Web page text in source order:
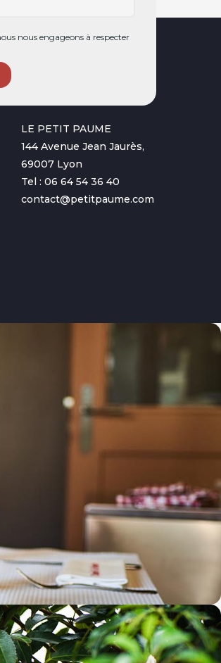
nous engageons à respecter
LE PETIT PAUME
144 Avenue Jean Jaurès,
69007 Lyon
Tel : 06 64 54 36 40
contact@petitpaume.com